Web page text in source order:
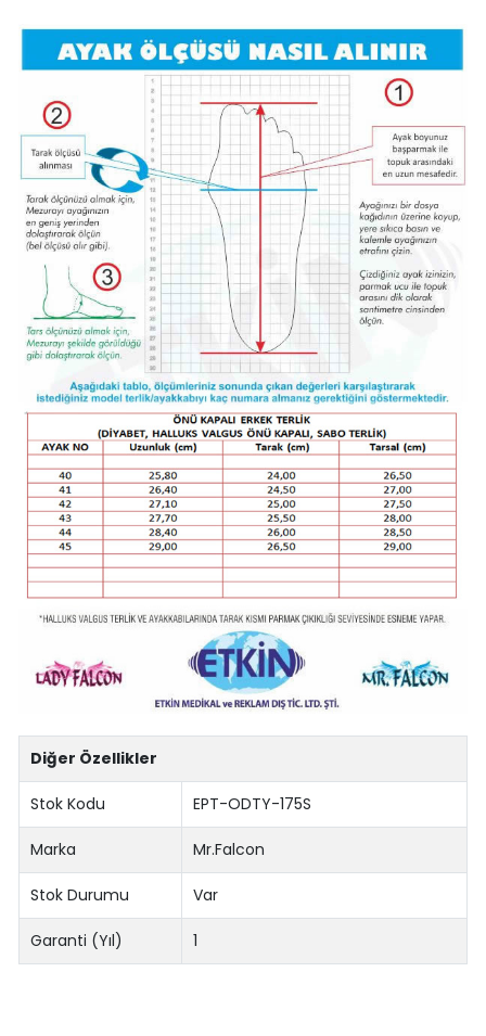
Diğer Özellikler
Stok Kodu EPT-ODTY-175S
Marka Mr.Falcon
Stok Durumu Var
Garanti (Yıl) 1